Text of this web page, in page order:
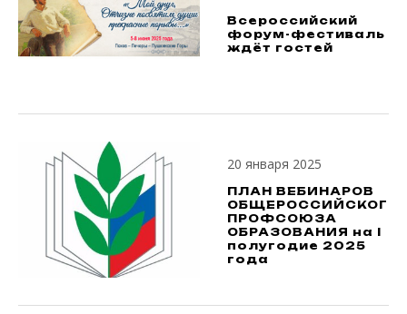
Всероссийский
форум-фестиваль
ждёт гостей
20 января 2025
ПЛАН ВЕБИНАРОВ
ОБЩЕРОССИЙСКОГО
ПРОФСОЮЗА
ОБРАЗОВАНИЯ на I
полугодие 2025
года